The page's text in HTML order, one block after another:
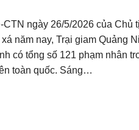
ngày 26/5/2026 của Chủ
năm nay, Trại giam Quảng
có tổng số 121 phạm nhân
toàn quốc. Sáng…